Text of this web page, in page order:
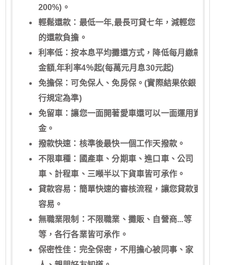
200%)。
輕鬆還款：最低一年,最長可貸七年，減輕您
的還款負擔。
利率低：按本息平均攤還方式，降低每月繳款
金額,年利率4％起(每萬元月息30元起)
免擔保：可免保人、免房保。(實際結果依銀
行規定為準)
免留車：讓您一面開著愛車還可以一面運用資
金。
撥款快速：核準後最快一個工作天撥款。
不限車種：國產車、分期車、進口車、公司
車、計程車、三噸半以下貨車皆可承作。
貸款容易：簡單快速的審核流程，讓您貸款更
容易。
無職業限制：不限職業、攤販、自營商...等
等，各行各業皆可承作。
保密性佳：完全保密，不用擔心被同事、家